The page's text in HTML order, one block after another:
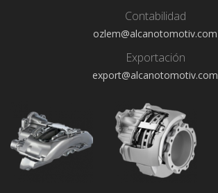
Contabilidad
ozlem@alcanotomotiv.com
Exportación
export@alcanotomotiv.com